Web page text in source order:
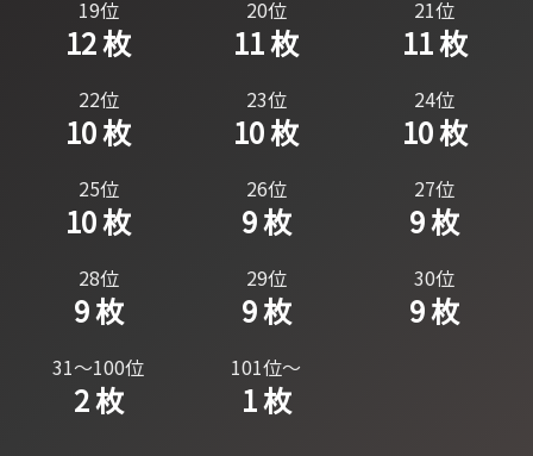
19位
12 枚
20位
11 枚
21位
11 枚
22位
10 枚
23位
10 枚
24位
10 枚
25位
10 枚
26位
9 枚
27位
9 枚
28位
9 枚
29位
9 枚
30位
9 枚
31～100位
2 枚
101位～
1 枚